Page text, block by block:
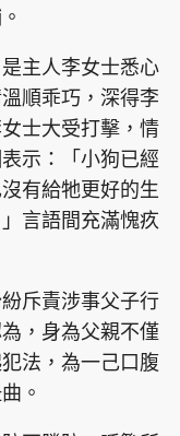
主人李女士悉心
順乖巧，深得李
士大受打擊，情
示：「小狗已經
有給牠更好的生
言語間充滿愧疚
斥責涉事父子行
，身為父親不僅
法，為一己口腹
。